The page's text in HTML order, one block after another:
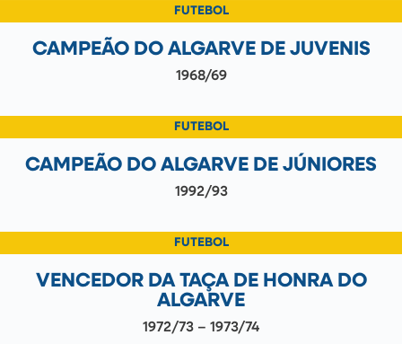
FUTEBOL
CAMPEÃO DO ALGARVE DE JUVENIS
1968/69
FUTEBOL
CAMPEÃO DO ALGARVE DE JÚNIORES
1992/93
FUTEBOL
VENCEDOR DA TAÇA DE HONRA DO
ALGARVE
1972/73 – 1973/74